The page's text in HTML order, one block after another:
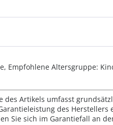
Empfohlene Altersgruppe:
des Artikels umfasst
des
Sie sich im Garantiefall an